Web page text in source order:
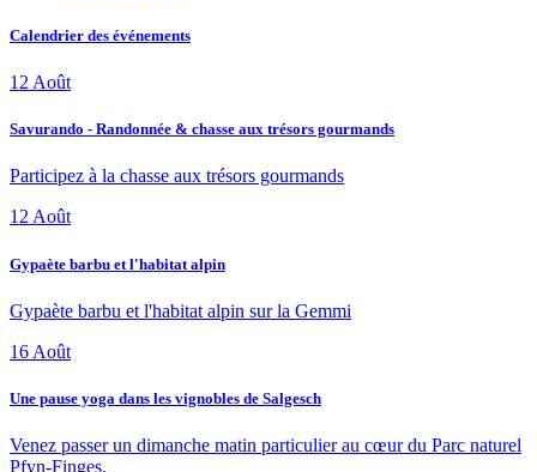
Calendrier des événements
12 Août
Savurando - Randonnée & chasse aux trésors gourmands
Participez à la chasse aux trésors gourmands
12Août
Gypaète barbu et l'habitat alpin
Gypaète barbu et l'habitat alpin sur la Gemmi
16 Août
Une pause yoga dans les vignobles de Salgesch
Venez passer un dimanche matin particulier au cœur du Parc naturel
Pfyn-Finges.